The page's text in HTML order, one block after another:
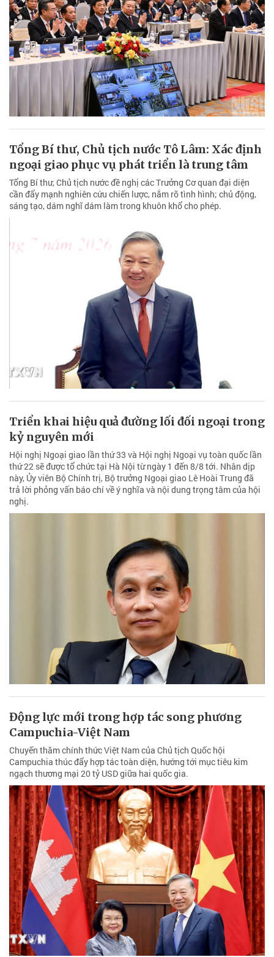
Tổng Bí thư, Chủ tịch nước Tô Lâm: Xác định
ngoại giao phục vụ phát triển là trung tâm
Tổng Bí thư, Chủ tịch nước đề nghị các Trưởng Cơ quan đại diện
cần đẩy mạnh nghiên cứu chiến lược, nắm rõ tình hình; chủ động,
sáng tạo, dám nghĩ dám làm trong khuôn khổ cho phép.
Triển khai hiệu quả đường lối đối ngoại trong
kỷ nguyên mới
Hội nghị Ngoại giao lần thứ 33 và Hội nghị Ngoại vụ toàn quốc lần
thứ 22 sẽ được tổ chức tại Hà Nội từ ngày 1 đến 8/8 tới. Nhân dịp
này, Ủy viên Bộ Chính trị, Bộ trưởng Ngoại giao Lê Hoài Trung đã
trả lời phỏng vấn báo chí về ý nghĩa và nội dung trọng tâm của hội
nghị.
Động lực mới trong hợp tác song phương
Campuchia-Việt Nam
Chuyến thăm chính thức Việt Nam của Chủ tịch Quốc hội
Campuchia thúc đẩy hợp tác toàn diện, hướng tới mục tiêu kim
ngạch thương mại 20 tỷ USD giữa hai quốc gia.